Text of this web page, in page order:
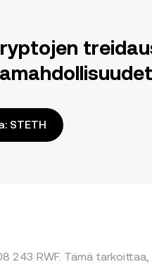
STETH
243 RWF. Tämä